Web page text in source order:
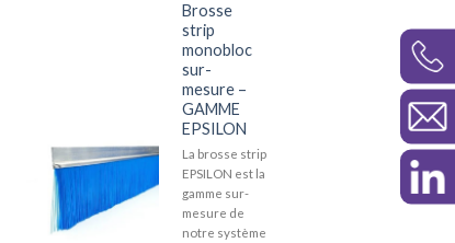
Brosse
strip
monobloc
sur-
mesure –
GAMME
EPSILON
La brosse strip
EPSILON est la
gamme sur-
mesure de
notre système